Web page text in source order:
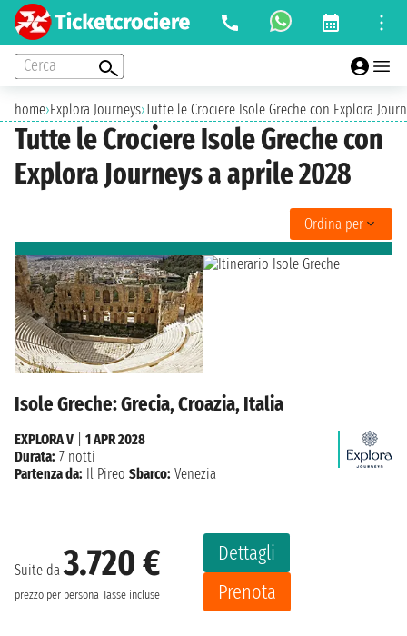
Cerca
home›Explora Journeys›Tutte le Crociere Isole Greche con Explora
Tutte le Crociere Isole Greche con
Explora Journeys a aprile 2028
Ordina per
Isole Greche: Grecia, Croazia, Italia
Suite da3.720 €
prezzo per persona Tasse incluse
Dettagli
Prenota
EXPLORA V
1 APR 2028
Durata: 7 notti
Partenza da: Il Pireo Sbarco: Venezia